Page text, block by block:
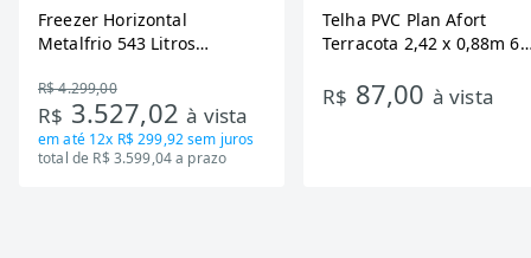
Freezer Horizontal
Metalfrio 543 Litros
Tecnologia Inverter, Branco,
Bivolt
R$ 4.299,00
R$ 3.527,02à vista
em até 12x R$ 299,92sem juros
total de R$ 3.599,04 a prazo
Telha PVC Plan Afort
Terracota 2,42 x 0,88m 6
R$ 87,00 à vista